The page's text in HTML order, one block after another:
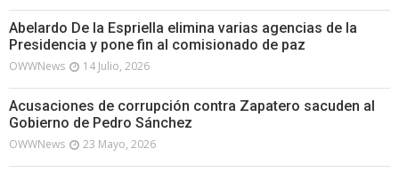
Abelardo De la Espriella elimina varias agencias de la
Presidencia y pone fin al comisionado de paz
OWWNews 14 Julio, 2026
Acusaciones de corrupción contra Zapatero sacuden al
Gobierno de Pedro Sánchez
OWWNews 23 Mayo, 2026